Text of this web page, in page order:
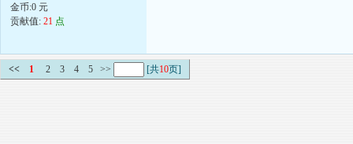
金币:0 元
贡献值: 21 点
<< 1 2 3 4 5 >> [共10页]